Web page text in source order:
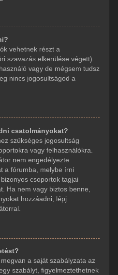
vehetnek részt a
szavazás elkerülése végett).
vagy de mégsem tudsz
nincs jogosultságod a
csatolmányokat?
szükséges jogosultság
vagy felhasználókra.
nem engedélyezte
a fórumba, melybe írni
csoportok tagjai
Ha nem vagy biztos benne,
hozzáadni, lépj
a saját szabályzata az
szabályt, figyelmeztethetnek